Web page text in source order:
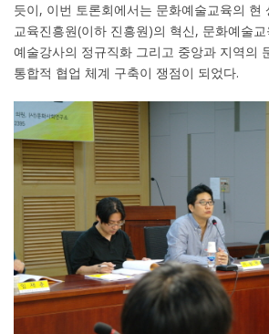
듯이, 이번 토론회에서는 문화예술교육의 현
교육진흥원(이하 진흥원)의 혁신, 문화예술
예술강사의 정규직화 그리고 중앙과 지역의
통합적 협업 체계 구축이 쟁점이 되었다.